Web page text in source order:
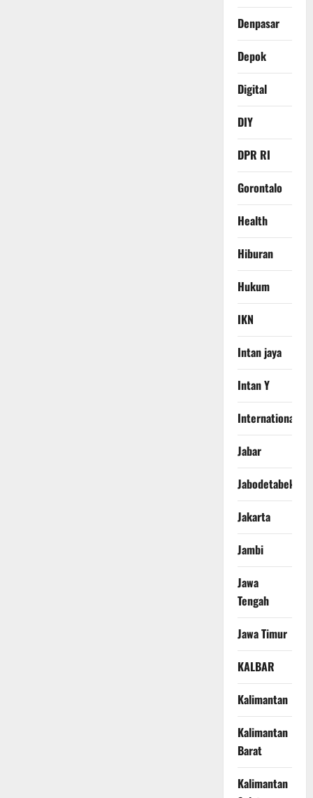
Denpasar
Depok
Digital
DIY
DPR RI
Gorontalo
Health
Hiburan
Hukum
IKN
Intan jaya
Intan Y
International
Jabar
Jabodetabek
Jakarta
Jambi
Jawa
Tengah
Jawa Timur
KALBAR
Kalimantan
Kalimantan
Barat
Kalimantan